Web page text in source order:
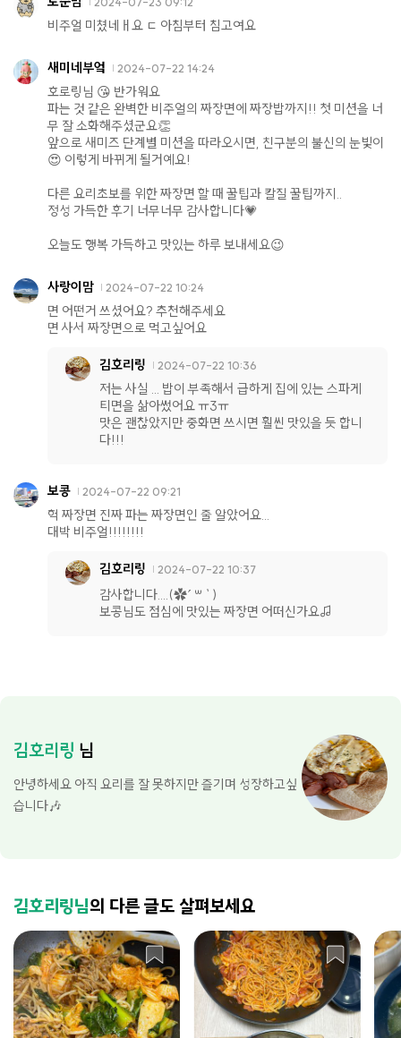
비주얼 미쳤네ㅐ요 ㄷ 아침부터 침고여요
새미네부엌 2024-07-22 14:24
호로링님 😘 반가워요
파는 것 같은 완벽한 비주얼의 짜장면에 짜장밥까지!! 첫 미션을 너
무 잘 소화해주셨군요👏
앞으로 새미즈 단계별 미션을 따라오시면, 친구분의 불신의 눈빛이
😍 이렇게 바뀌게 될거예요!
다른 요리초보를 위한 짜장면 할 때 꿀팁과 칼질 꿀팁까지..
정성 가득한 후기 너무너무 감사합니다💗
오늘도 행복 가득하고 맛있는 하루 보내세요😉
사랑이맘 2024-07-22 10:24
면 어떤거 쓰셨어요? 추천해주세요
면 사서 짜장면으로 먹고싶어요
김호리링 2024-07-22 10:36
저는 사실 ... 밥이 부족해서 급하게 집에 있는 스파게
티면을 삶아썼어요 ㅠ3ㅠ
맛은 괜찮았지만 중화면 쓰시면 훨씬 맛있을 듯 합니
다!!!
보콩 2024-07-22 09:21
헉 짜장면 진짜 파는 짜장면인 줄 알았어요...
대박 비주얼!!!!!!!!
김호리링 2024-07-22 10:37
감사합니다....(✿︎´ ꒳ ` )
보콩님도 점심에 맛있는 짜장면 어떠신가요♬
김호리링 님
안녕하세요 아직 요리를 잘 못하지만 즐기며 성장하고싶
습니다🎶
김호리링님의 다른 글도 살펴보세요